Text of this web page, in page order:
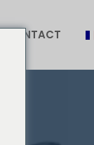
CONTACT